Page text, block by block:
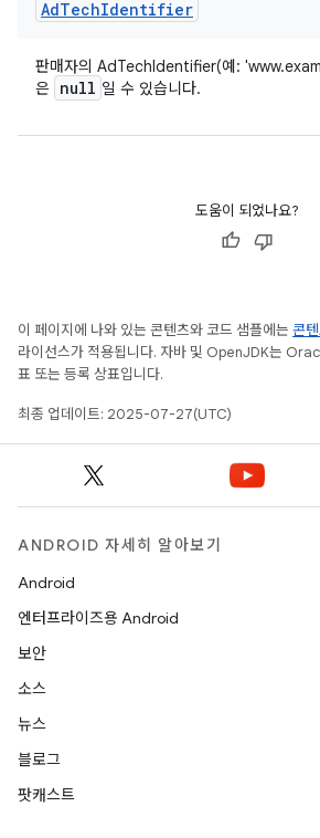
AdTechIdentifier
판매자의 AdTechIdentifier(예:
은 null 일 수 있습니다.
도움이 되었나요?
이 페이지에 나와 있는 콘텐츠와 코드 샘플에는 콘
라이선스가 적용됩니다. 자바 및 OpenJDK는
표 또는 등록 상표입니다.
최종 업데이트: 2025-07-27(UTC)
ANDROID 자세히 알아보기
Android
엔터프라이즈용 Android
보안
소스
뉴스
블로그
팟캐스트